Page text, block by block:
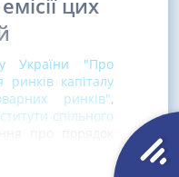
цих
України "Про
капіталу
ринків",
спільного